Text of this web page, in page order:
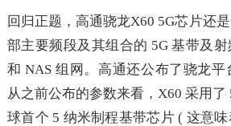
回归正题，高通骁龙X60 5G芯片还
部主要频段及其组合的 5G 基带及
和 NAS 组网。高通还公布了骁龙平
从之前公布的参数来看，X60 采用了
球首个 5 纳米制程基带芯片 ( 这意